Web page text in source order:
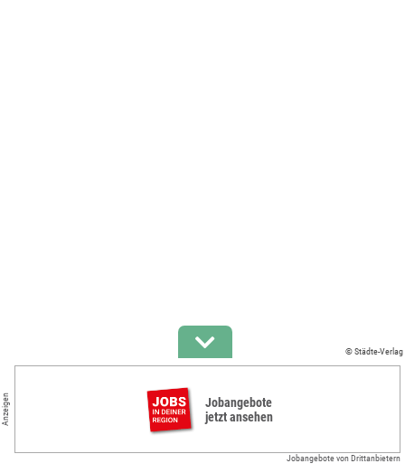
© Städte-Verlag
Anzeigen
Jobangebote
jetzt ansehen
Jobangebote von Drittanbietern